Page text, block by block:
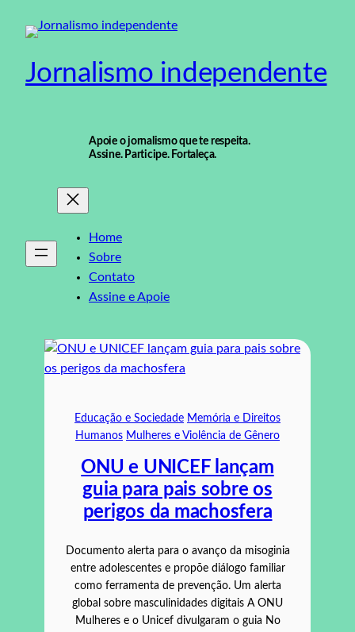
para
conteúdo
Jornalismo independente
Apoie o jornalismo que te respeita.
Assine. Participe. Fortaleça.
Home
Sobre
Contato
Assine e Apoie
Educação e Sociedade Memória e Direitos
Humanos Mulheres e Violência de Gênero
ONU e UNICEF lançam
guia para pais sobre os
perigos da machosfera
Documento alerta para o avanço da misoginia
entre adolescentes e propõe diálogo familiar
como ferramenta de prevenção. Um alerta
global sobre masculinidades digitais A ONU
Mulheres e o Unicef divulgaram o guia No